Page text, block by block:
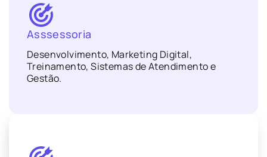
Asssessoria
Desenvolvimento, Marketing Digital,
Treinamento, Sistemas de Atendimento e
Gestão.